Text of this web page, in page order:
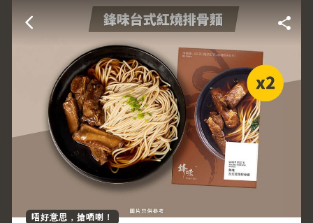
唔好意思，搶哂喇！